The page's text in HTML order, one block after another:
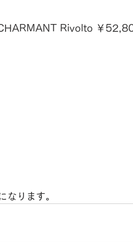
Rivolto ￥
なります。